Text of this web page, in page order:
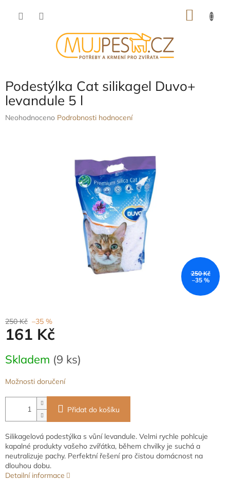
Podestýlka Cat silikagel Duvo+
levandule 5 l
Průměrné
Neohodnoceno Podrobnosti hodnocení
250 Kč
–35 %
250 Kč –35 %
161 Kč
cena:
Skladem (9 ks)
Možnosti doručení
Přidat do košíku
Silikagelová podestýlka s vůní levandule. Velmi rychle pohlcuje
kapalné produkty vašeho zvířátka, během chvilky je suchá a
neutralizuje pachy. Perfektní řešení pro čistou domácnost na
dlouhou dobu.
Detailní informace